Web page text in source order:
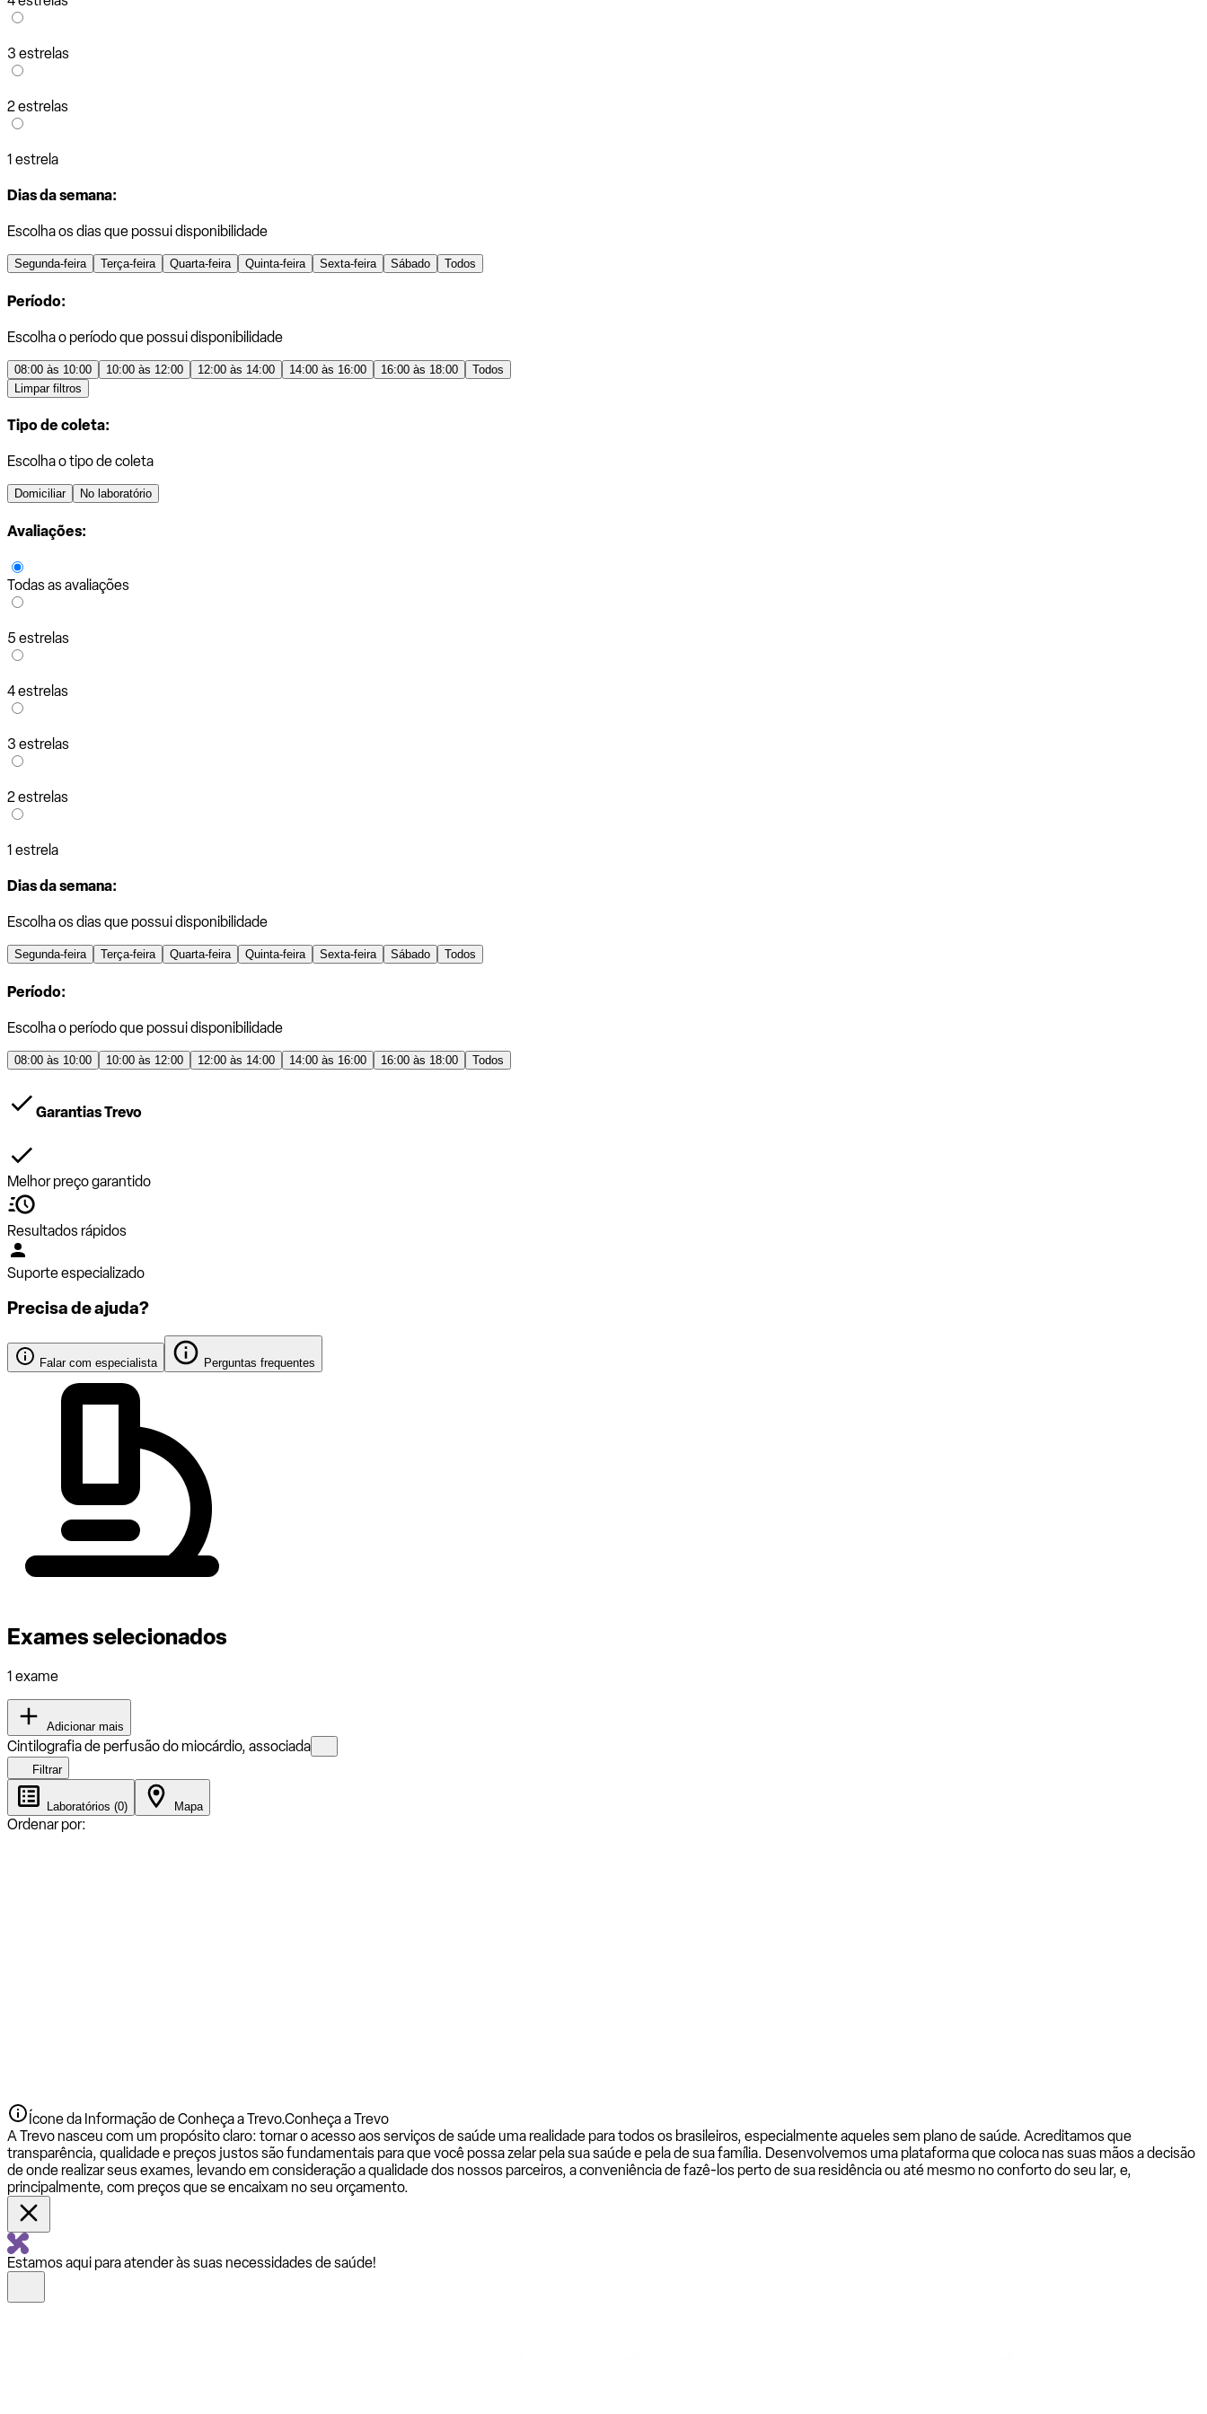
3 estrelas
2 estrelas
1 estrela
Dias da semana:
Escolha os dias que possui disponibilidade
Segunda-feira Terça-feira Quarta-feira Quinta-feira Sexta-feira Sábado Todos
Período:
Escolha o período que possui disponibilidade
08:00 às 10:00 10:00 às 12:00 12:00 às 14:00 14:00 às 16:00 16:00 às 18:00
Todos
Limpar filtros
Tipo de coleta:
Escolha o tipo de coleta
Domiciliar No laboratório
Avaliações:
Todas as avaliações
5 estrelas
4 estrelas
3 estrelas
2 estrelas
1 estrela
Dias da semana:
Escolha os dias que possui disponibilidade
Segunda-feira Terça-feira Quarta-feira Quinta-feira Sexta-feira Sábado Todos
Período:
Escolha o período que possui disponibilidade
08:00 às 10:00 10:00 às 12:00 12:00 às 14:00 14:00 às 16:00 16:00 às 18:00 Todos
Garantias Trevo
Melhor preço garantido
Resultados rápidos
Suporte especializado
Precisa de ajuda?
Falar com especialista Perguntas frequentes
Exames selecionados
1 exame
Adicionar mais
Cintilografia de perfusão do miocárdio, associada
Filtrar
Laboratórios (0) Mapa
Ordenar por:
Ícone da Informação de Conheça a Trevo.Conheça a Trevo
A Trevo nasceu com um propósito claro: tornar o acesso aos serviços de saúde uma realidade para todos os brasileiros, especialmente aqueles sem plano de saúde. Acreditamos que
transparência, qualidade e preços justos são fundamentais para que você possa zelar pela sua saúde e pela de sua família. Desenvolvemos uma plataforma que coloca nas suas mãos a decisão
de onde realizar seus exames, levando em consideração a qualidade dos nossos parceiros, a conveniência de fazê-los perto de sua residência ou até mesmo no conforto do seu lar, e,
principalmente, com preços que se encaixam no seu orçamento.
Estamos aqui para atender às suas necessidades de saúde!